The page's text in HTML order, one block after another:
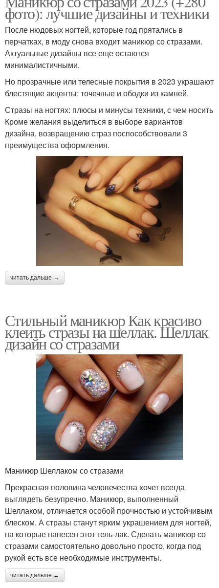
фото): лучшие дизайны и техники
После нюдовых ногтей, которые год прятались в
перчатках, в моду снова входит маникюр со стразами.
Актуальные дизайны все еще остаются
минималистичными.
Но прозрачные или телесные покрытия в 2023 украшают
блестящие акценты: точечные и ободки из камней.
Стразы на ногтях: плюсы и минусы техники, с чем носить
Кроме желания выделиться в выборе вариантов
дизайна, возвращению страз поспособствовали 3
преимущества оформления.
читать дальше →
Стильный маникюр Как красиво
клеить стразы на шеллак. Шеллак
дизайн со стразами
Маникюр Шеллаком со стразами
Прекрасная половина человечества хочет всегда
выглядеть безупречно. Маникюр, выполненный
Шеллаком, отличается особой прочностью и устойчивым
блеском. А стразы станут ярким украшением для ногтей,
на которые нанесен этот гель-лак. Сделать маникюр со
стразами самостоятельно довольно просто, когда под
рукой есть все необходимые инструменты.
читать дальше →